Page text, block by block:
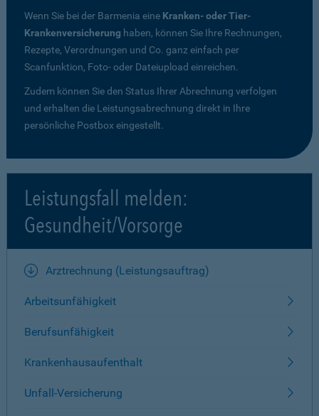
Wenn Sie bei der Barmenia eine Kranken- oder Tier-
Krankenversicherung haben, können Sie Ihre Rechnungen,
Rezepte, Verordnungen und Co. ganz einfach per
Scanfunktion, Foto- oder Dateiupload einreichen.
Zudem können Sie den Status Ihrer Abrechnung verfolgen
und erhalten die Leistungsabrechnung direkt in Ihre
persönliche Postbox eingestellt.
Leistungsfall melden:
Gesundheit/Vorsorge
Arztrechnung (Leistungsauftrag)
Arbeitsunfähigkeit
Berufsunfähigkeit
Krankenhausaufenthalt
Unfall-Versicherung